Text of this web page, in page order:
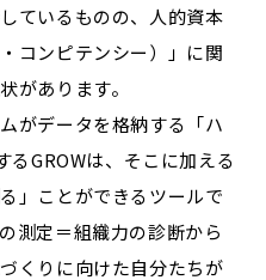
ているものの、人的資本
コンピテンシー）」に関
があります。
がデータを格納する「ハ
るGROWは、そこに加える
」ことができるツールで
測定＝組織力の診断から
くりに向けた自分たちが